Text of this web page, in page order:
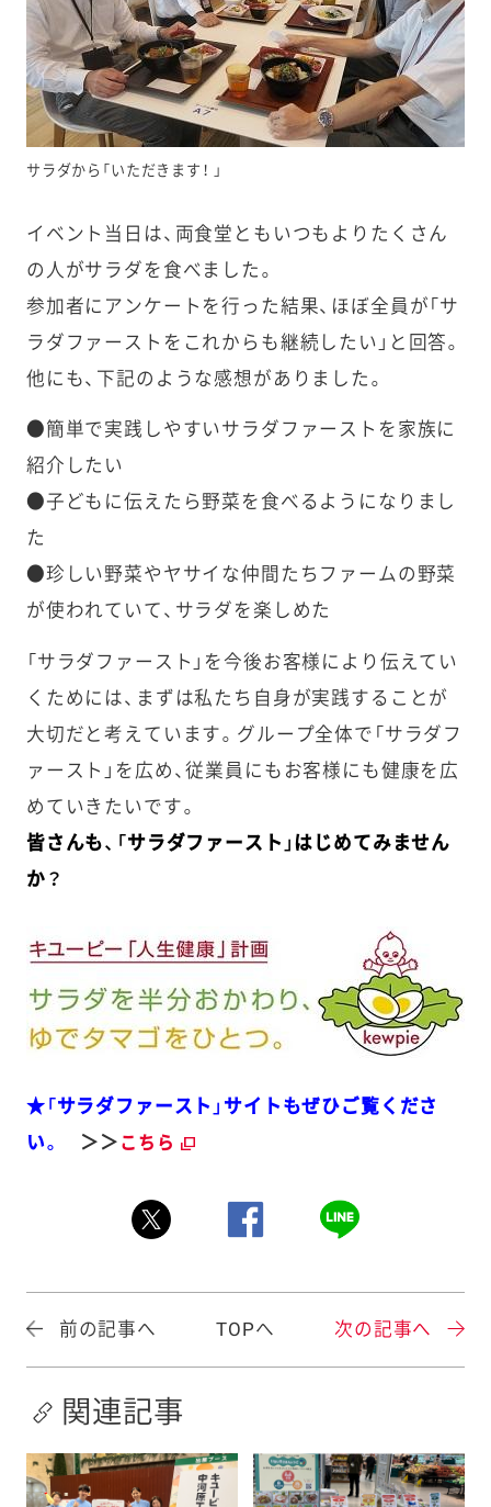
サラダから「いただきます！ 」
イベント当日は、両食堂ともいつもよりたくさん
の人がサラダを食べました。
参加者にアンケートを行った結果、ほぼ全員が「サ
ラダファーストをこれからも継続したい」と回答。
他にも、下記のような感想がありました。
●簡単で実践しやすいサラダファーストを家族に
紹介したい
●子どもに伝えたら野菜を食べるようになりまし
た
●珍しい野菜やヤサイな仲間たちファームの野菜
が使われていて、サラダを楽しめた
「サラダファースト」を今後お客様により伝えてい
くためには、まずは私たち自身が実践することが
大切だと考えています。グループ全体で「サラダフ
ァースト」を広め、従業員にもお客様にも健康を広
めていきたいです。
皆さんも、「サラダファースト」はじめてみません
か？
★「サラダファースト」サイトもぜひご覧くださ
い。 ＞＞ こちら
前の記事へ TOPへ 次の記事へ
関連記事